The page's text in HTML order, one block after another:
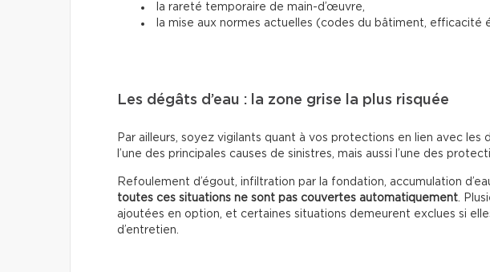
la rareté temporaire de main-d’œuvre,
la mise aux normes actuelles (codes du bâtiment, efficacité
Les dégâts d’eau : la zone grise la plus risquée
Par ailleurs, soyez vigilants quant à vos protections en lien avec les
l’une des principales causes de sinistres, mais aussi l’une des
Refoulement d’égout, infiltration par la fondation, accumulation
toutes ces situations ne sont pas couvertes automatiquement .
ajoutées en option, et certaines situations demeurent exclues si
d’entretien.